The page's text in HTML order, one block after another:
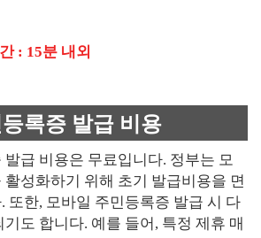
: 15분 내외
록증 발급 비용
급 비용은 무료입니다. 정부는 모
성화하기 위해 초기 발급비용을 면
또한, 모바일 주민등록증 발급 시 다
도 합니다. 예를 들어, 특정 제휴 매